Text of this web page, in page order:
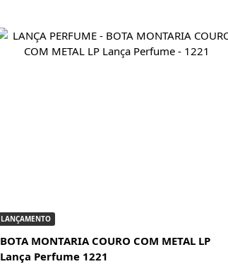
LANÇAMENTO
BOTA MONTARIA COURO COM METAL LP
Lança Perfume 1221